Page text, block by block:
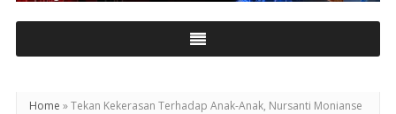
Home »Tekan Kekerasan Terhadap Anak-Anak, Nursanti Monianse